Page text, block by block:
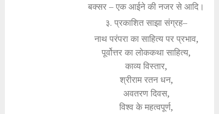
बक्सर – एक आईने की नजर से आदि।
३. प्रकाशित साझा संग्रह–
नाथ परंपरा का साहित्य पर प्रभाव,
पूर्वोत्तर का लोककथा साहित्य,
काव्य विस्तार,
श्रीराम रतन धन,
अवतरण दिवस,
विश्व के महत्वपूर्ण,